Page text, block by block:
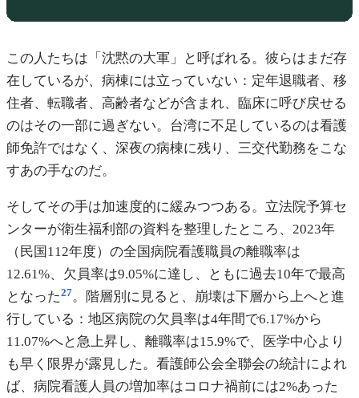
この人たちは「沈黙の大軍」と呼ばれる。彼らはまだ存
在しているが、病棟には立っていない：定年退職者、移
住者、転職者、高齢者などが含まれ、臨床に呼び戻せる
のはその一部に過ぎない。台湾に不足しているのは看護
師免許ではなく、深夜の病棟に残り、三交代勤務をこな
すあの手なのだ。
そしてその手は加速度的に緩みつつある。立法院予算セ
ンターが衛生福利部の資料を整理したところ、2023年
（民国112年度）の全国病院看護職員の離職率は
12.61%、欠員率は9.05%に達し、ともに過去10年で最高
となった27。階層別に見ると、崩壊は下層から上へと進
行している：地区病院の欠員率は4年間で6.17%から
11.07%へと急上昇し、離職率は15.9%で、医学中心より
も早く限界が露見した。看護師公会全聯会の統計によれ
ば、病院看護人員の増加率はコロナ禍前には2%あった